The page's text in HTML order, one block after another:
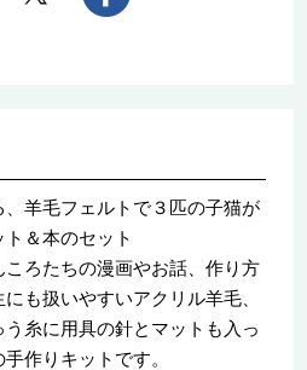
羊毛フェルトで３匹の子猫が
＆本のセット
ろたちの漫画やお話、作り方
も扱いやすいアクリル羊毛、
糸に用具の針とマットも入っ
作りキットです。